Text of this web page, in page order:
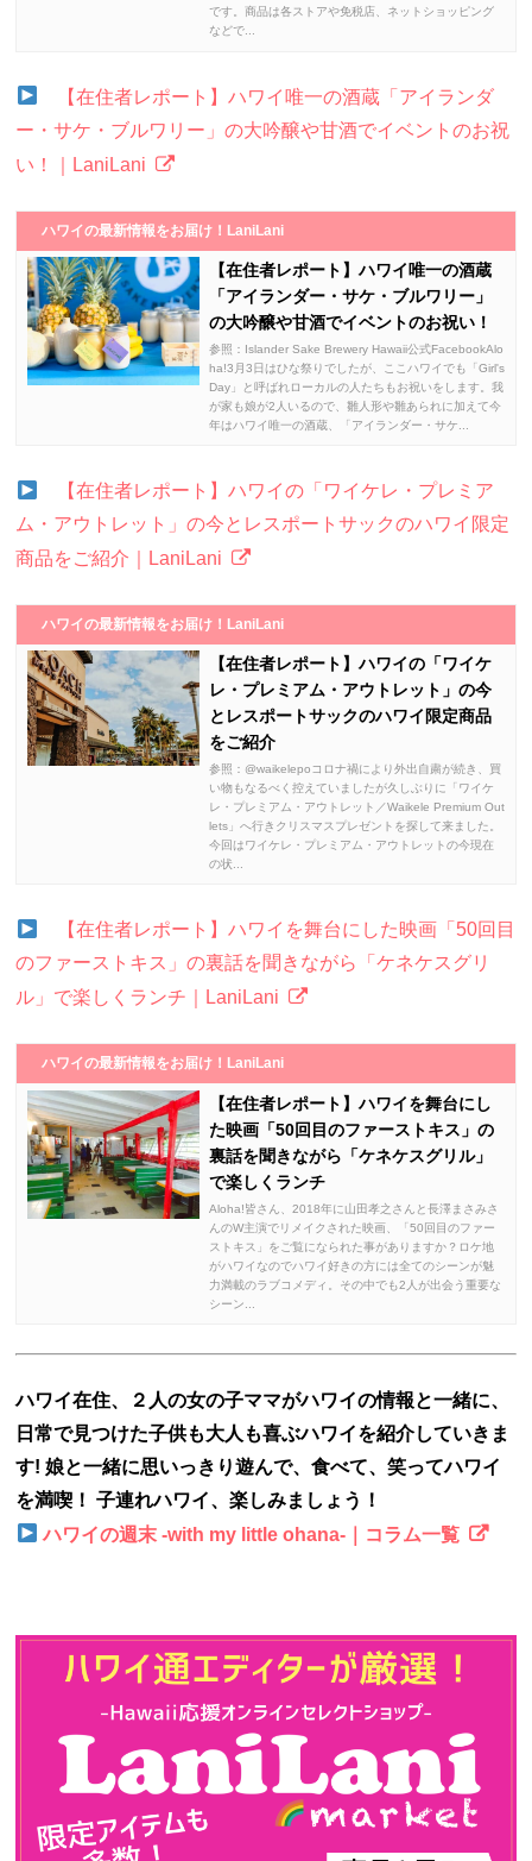
です。商品は各ストアや免税店、ネットショッピング
などで...
【在住者レポート】ハワイ唯一の酒蔵「アイランダ
ー・サケ・ブルワリー」の大吟醸や甘酒でイベントのお祝
い！｜LaniLani
ハワイの最新情報をお届け！LaniLani
【在住者レポート】ハワイ唯一の酒蔵
「アイランダー・サケ・ブルワリー」
の大吟醸や甘酒でイベントのお祝い！
参照：Islander Sake Brewery Hawaii公式FacebookAlo
ha!3月3日はひな祭りでしたが、ここハワイでも「Girl's
Day」と呼ばれローカルの人たちもお祝いをします。我
が家も娘が2人いるので、雛人形や雛あられに加えて今
年はハワイ唯一の酒蔵、「アイランダー・サケ...
【在住者レポート】ハワイの「ワイケレ・プレミア
ム・アウトレット」の今とレスポートサックのハワイ限定
商品をご紹介｜LaniLani
ハワイの最新情報をお届け！LaniLani
【在住者レポート】ハワイの「ワイケ
レ・プレミアム・アウトレット」の今
とレスポートサックのハワイ限定商品
をご紹介
参照：@waikelepoコロナ禍により外出自粛が続き、買
い物もなるべく控えていましたが久しぶりに「ワイケ
レ・プレミアム・アウトレット／Waikele Premium Out
lets」へ行きクリスマスプレゼントを探して来ました。
今回はワイケレ・プレミアム・アウトレットの今現在
の状...
【在住者レポート】ハワイを舞台にした映画「50回目
のファーストキス」の裏話を聞きながら「ケネケスグリ
ル」で楽しくランチ｜LaniLani
ハワイの最新情報をお届け！LaniLani
【在住者レポート】ハワイを舞台にし
た映画「50回目のファーストキス」の
裏話を聞きながら「ケネケスグリル」
で楽しくランチ
Aloha!皆さん、2018年に山田孝之さんと長澤まさみさ
んのW主演でリメイクされた映画、「50回目のファー
ストキス」をご覧になられた事がありますか？ロケ地
がハワイなのでハワイ好きの方には全てのシーンが魅
力満載のラブコメディ。その中でも2人が出会う重要な
シーン...
ハワイ在住、２人の女の子ママがハワイの情報と一緒に、
日常で見つけた子供も大人も喜ぶハワイを紹介していきま
す! 娘と一緒に思いっきり遊んで、食べて、笑ってハワイ
を満喫！ 子連れハワイ、楽しみましょう！
ハワイの週末 -with my little ohana-｜コラム一覧